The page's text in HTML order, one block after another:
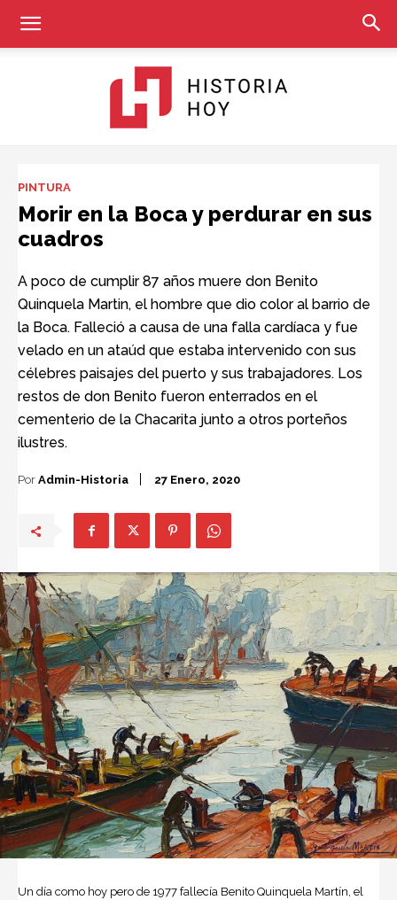
PINTURA
Morir en la Boca y perdurar en sus
cuadros
A poco de cumplir 87 años muere don Benito
Quinquela Martin, el hombre que dio color al barrio de
la Boca. Falleció a causa de una falla cardíaca y fue
velado en un ataúd que estaba intervenido con sus
célebres paisajes del puerto y sus trabajadores. Los
restos de don Benito fueron enterrados en el
cementerio de la Chacarita junto a otros porteños
ilustres.
Por Admin-Historia 27 Enero, 2020
Un día como hoy pero de 1977 fallecía Benito Quinquela Martín, el